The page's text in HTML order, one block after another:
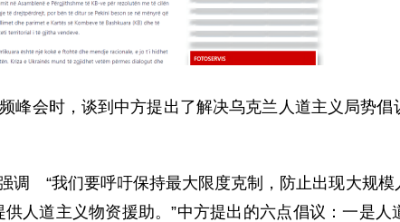
峰会时，谈到中方提出了解决乌克兰人道主义局势
调 “我们要呼吁保持最大限度克制，防止出现大规模
人道主义物资援助。”中方提出的六点倡议：一是人